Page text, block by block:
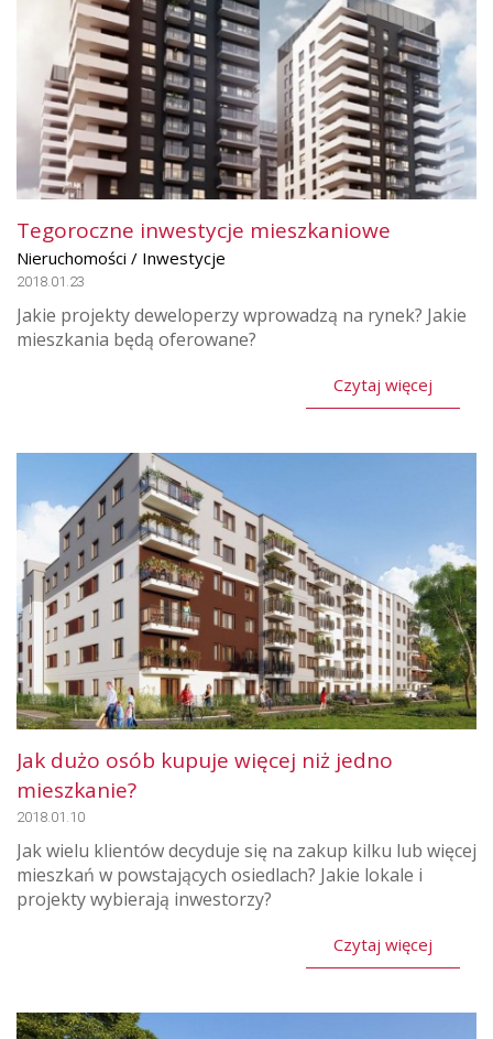
Tegoroczne inwestycje mieszkaniowe
Nieruchomości / Inwestycje
2018.01.23
Jakie projekty deweloperzy wprowadzą na rynek? Jakie
mieszkania będą oferowane?
Czytaj więcej
Jak dużo osób kupuje więcej niż jedno
mieszkanie?
2018.01.10
Jak wielu klientów decyduje się na zakup kilku lub więcej
mieszkań w powstających osiedlach? Jakie lokale i
projekty wybierają inwestorzy?
Czytaj więcej